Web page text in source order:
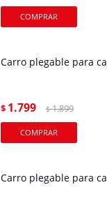
Carro plegable para
$ 1.799 $ 1.899
Carro plegable para